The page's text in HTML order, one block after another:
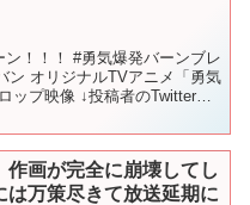
！！！ #勇気爆発バーンブレ
オリジナルTVアニメ「勇気
ップ映像 ↓投稿者のTwitter
作画が完全に崩壊してし
は万策尽きて放送延期に